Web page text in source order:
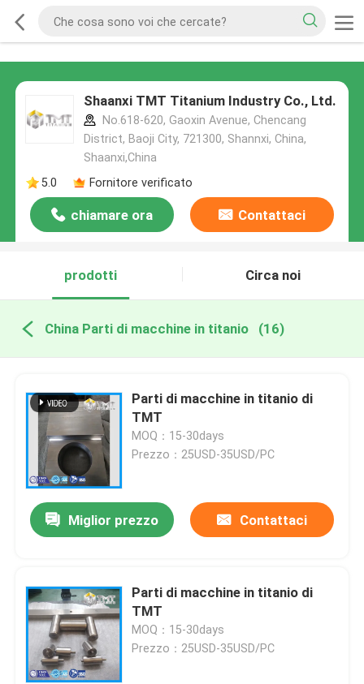
Shaanxi TMT Titanium Industry Co., Ltd.
No.618-620, Gaoxin Avenue, Chencang
District, Baoji City, 721300, Shannxi, China,
Shaanxi,China
5.0
Fornitore verificato
chiamare ora Contattaci
prodotti Circa noi
China Parti di macchine in titanio (16)
Parti di macchine in titanio di
TMT
MOQ：15-30days
Prezzo：25USD-35USD/PC
Miglior prezzo Contattaci
Parti di macchine in titanio di
TMT
MOQ：15-30days
Prezzo：25USD-35USD/PC